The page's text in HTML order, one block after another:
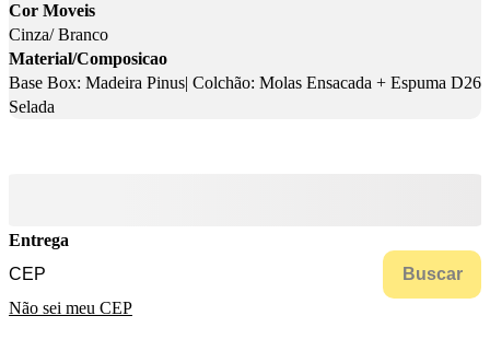
Cor Moveis
Cinza/ Branco
Material/Composicao
Base Box: Madeira Pinus| Colchão: Molas Ensacada + Espuma D26
Selada
Entrega
Buscar
Não sei meu CEP